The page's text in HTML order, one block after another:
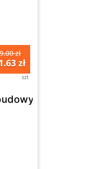
butelki
zł
zł
szt
- Amica